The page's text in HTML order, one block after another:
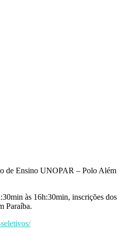
de Ensino UNOPAR – Polo Além
às 16h:30min, inscrições dos
Paraíba.